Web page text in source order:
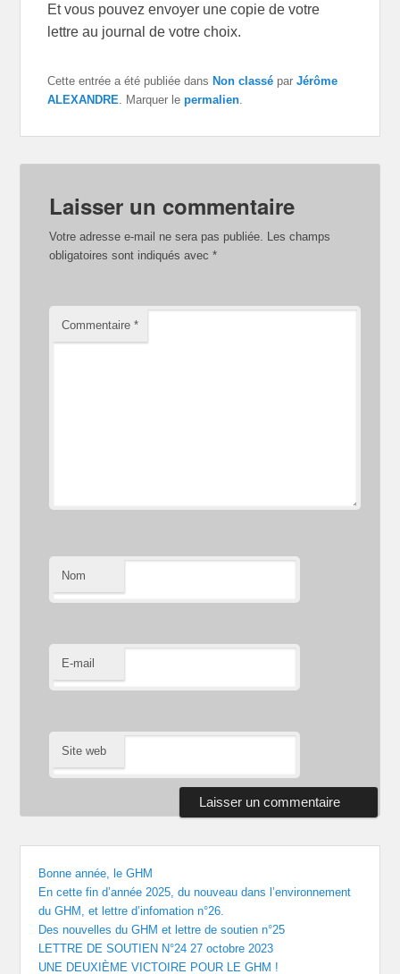
Et vous pouvez envoyer une copie de votre
lettre au journal de votre choix.
Cette entrée a été publiée dansNon classé parJérôme
ALEXANDRE . Marquer lepermalien
Laisser un commentaire
Votre adresse e-mail ne sera pas publiée. Les champs
obligatoires sont indiqués avec*
Commentaire*
Nom
E-mail
Site web
Bonne année, le GHM
En cette fin d’année 2025, du nouveau dans l’environnement
du GHM, et lettre d’infomation n°26.
Des nouvelles du GHM et lettre de soutien n°25
LETTRE DE SOUTIEN N°24 27 octobre 2023
UNE DEUXIÈME VICTOIRE POUR LE GHM !